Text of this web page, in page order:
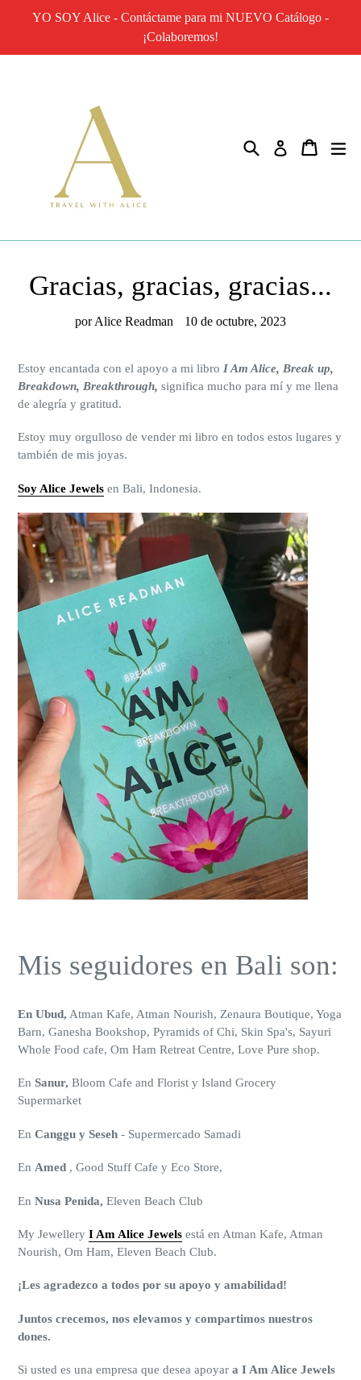
YO SOY Alice - Contáctame para mi NUEVO Catálogo -
¡Colaboremos!
Buscar IngresarCarrito
Gracias, gracias, gracias...
por Alice Readman 10 de octubre, 2023
Estoy encantada con el apoyo a mi libro I Am Alice, Break up,
Breakdown, Breakthrough, significa mucho para mí y me llena
de alegría y gratitud.
Estoy muy orgulloso de vender mi libro en todos estos lugares y
también de mis joyas.
Soy Alice Jewels en Bali, Indonesia.
Mis seguidores en Bali son:
En Ubud, Atman Kafe, Atman Nourish, Zenaura Boutique, Yoga
Barn, Ganesha Bookshop, Pyramids of Chi, Skin Spa's, Sayuri
Whole Food cafe, Om Ham Retreat Centre, Love Pure shop.
En Sanur, Bloom Cafe and Florist y Island Grocery
Supermarket
En Canggu y Seseh - Supermercado Samadi
En Amed , Good Stuff Cafe y Eco Store,
En Nusa Penida, Eleven Beach Club
My Jewellery I Am Alice Jewels está en Atman Kafe, Atman
Nourish, Om Ham, Eleven Beach Club.
¡Les agradezco a todos por su apoyo y amabilidad!
Juntos crecemos, nos elevamos y compartimos nuestros
dones.
Si usted es una empresa que desea apoyar a I Am Alice Jewels